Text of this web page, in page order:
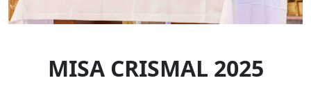
MISA CRISMAL 2025